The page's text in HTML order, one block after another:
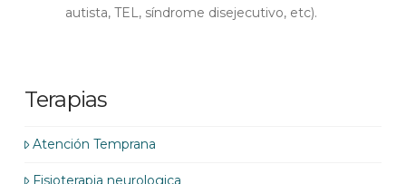
autista, TEL, síndrome disejecutivo, etc).
Terapias
Atención Temprana
Fisioterapia neurologica